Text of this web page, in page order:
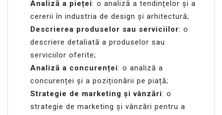
Analiză a pieței: o analiză a tendințelor și a
cererii în industria de design și arhitectură;
Descrierea produselor sau serviciilor: o
descriere detaliată a produselor sau
serviciilor oferite;
Analiză a concurenței: o analiză a
concurenței și a poziționării pe piață;
Strategie de marketing și vânzări: o
strategie de marketing și vânzări pentru a